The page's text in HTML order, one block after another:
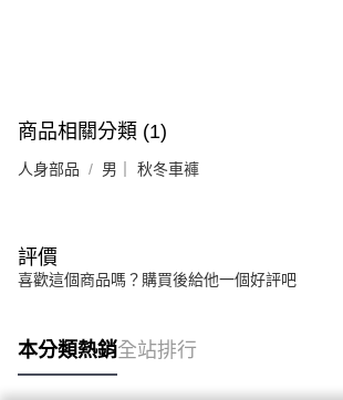
商品相關分類 (1)
人身部品 男｜ 秋冬車褲
評價
喜歡這個商品嗎？購買後給他一個好評吧
本分類熱銷全站排行